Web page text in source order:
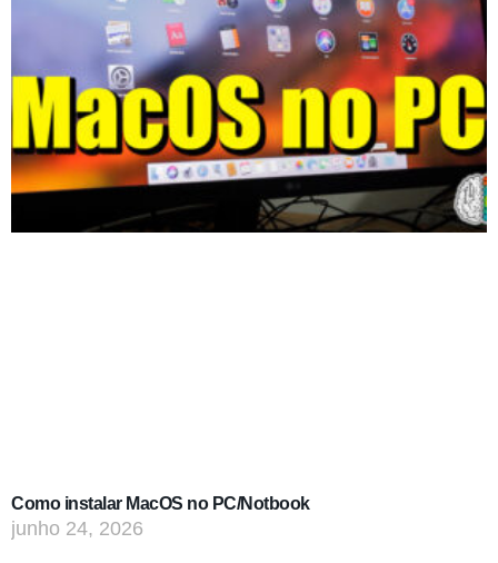
Como instalar MacOS no PC/Notbook
junho 24, 2026